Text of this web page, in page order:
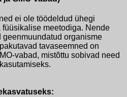
ei ole töödeldud ühegi
meetodiga. Nende
organisme
tavaseemned on
vabad, mistõttu sobivad need